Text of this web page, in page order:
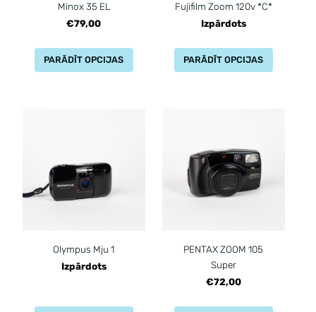
Minox 35 EL
€79,00
PARĀDĪT OPCIJAS
Fujifilm Zoom 120v *C*
Izpārdots
PARĀDĪT OPCIJAS
Olympus Mju 1
Izpārdots
PENTAX ZOOM 105
Super
€72,00